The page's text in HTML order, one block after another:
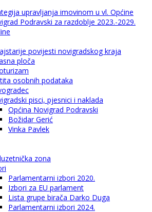
upravljanja imovinom u vl. Općine
Podravski za razdoblje 2023.-2029.
povijesti novigradskog kraja
ploča
osobnih podataka
pisci, pjesnici i naklada
Općina Novigrad Podravski
Božidar Gerić
Vinka Pavlek
zona
Parlamentarni izbori 2020.
Izbori za EU parlament
Lista grupe birača Darko Duga
Parlamentarni izbori 2024.